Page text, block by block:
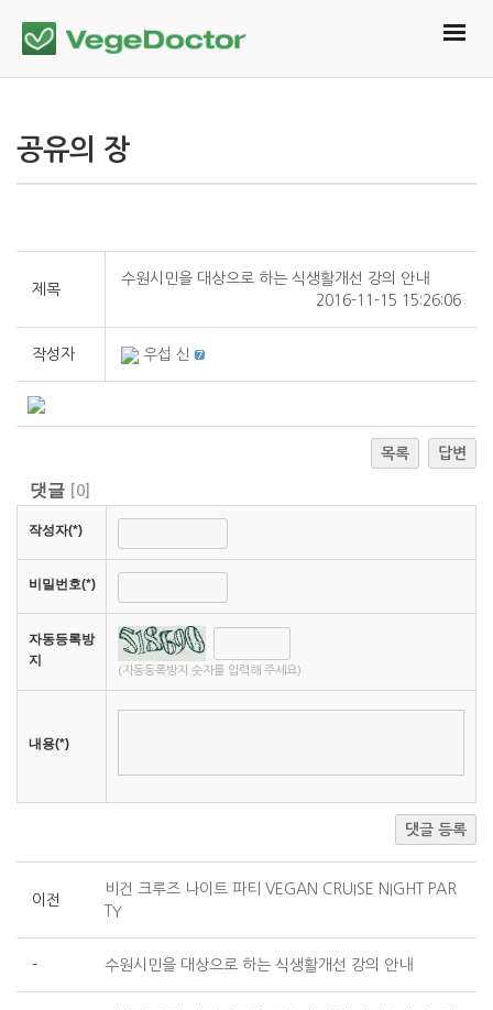
공유의 장
제목
수원시민을 대상으로 하는 식생활개선 강의 안내
2016-11-15 15:26:06
작성자 우섭 신
목록 답변
댓글 0
작성자(*)
비밀번호(*)
자동등록방
지
(자동등록방지 숫자를 입력해 주세요)
내용(*)
댓글 등록
이전
비건 크루즈 나이트 파티 VEGAN CRUISE NIGHT PAR
TY
- 수원시민을 대상으로 하는 식생활개선 강의 안내